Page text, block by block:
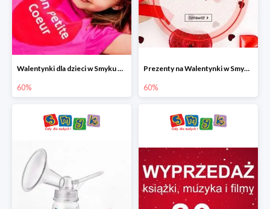
Walentynki dla dzieci w Smyku do -60%
60%
Prezenty na Walentynki w Smyku do -60%
60%